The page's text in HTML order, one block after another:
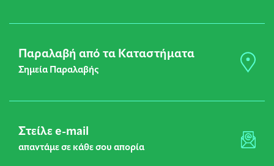
Παραλαβή από τα Καταστήματα
Σημεία Παραλαβής
Στείλε e-mail
απαντάμε σε κάθε σου απορία